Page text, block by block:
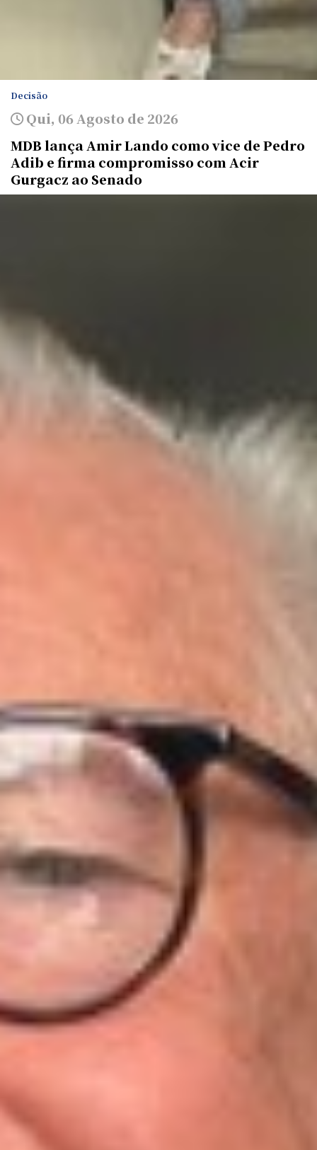
Decisão
Qui, 06 Agosto de 2026
MDB lança Amir Lando como vice de Pedro
Adib e firma compromisso com Acir
Gurgacz ao Senado